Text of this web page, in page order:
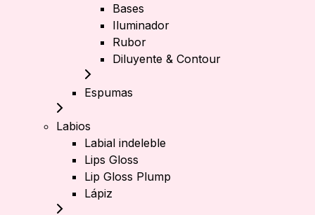
Bases
Iluminador
Rubor
Diluyente & Contour
Espumas
Labios
Labial indeleble
Lips Gloss
Lip Gloss Plump
Lápiz